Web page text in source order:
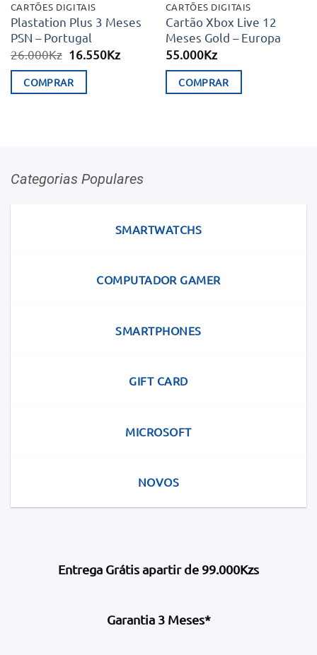
CARTÕES DIGITAIS
Plastation Plus 3 Meses
PSN – Portugal
26.000Kz O
original
era:
16.550KzO
COMPRAR
CARTÕES DIGITAIS
Cartão Xbox Live 12
Meses Gold – Europa
55.000Kz
COMPRAR
Categorias Populares
SMARTWATCHS
COMPUTADOR GAMER
SMARTPHONES
GIFT CARD
MICROSOFT
NOVOS
Entrega Grátis apartir de 99.000Kzs
Garantia 3 Meses*